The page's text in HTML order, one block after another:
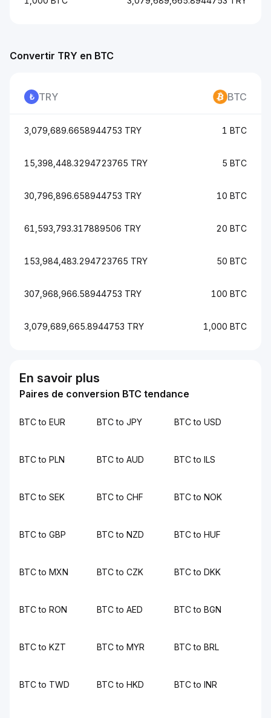
Convertir TRY en BTC
TRY BTC
3,079,689.6658944753 TRY 1 BTC
15,398,448.3294723765 TRY 5 BTC
30,796,896.658944753 TRY 10 BTC
61,593,793.317889506 TRY 20 BTC
153,984,483.294723765 TRY 50 BTC
307,968,966.58944753 TRY 100 BTC
3,079,689,665.8944753 TRY 1,000 BTC
En savoir plus
Paires de conversion BTC tendance
BTC to EUR BTC to JPY BTC to USD
BTC to PLN BTC to AUD BTC to ILS
BTC to SEK BTC to CHF BTC to NOK
BTC to GBP BTC to NZD BTC to HUF
BTC to MXN BTC to CZK BTC to DKK
BTC to RON BTC to AED BTC to BGN
BTC to KZT BTC to MYR BTC to BRL
BTC to TWD BTC to HKD BTC to INR